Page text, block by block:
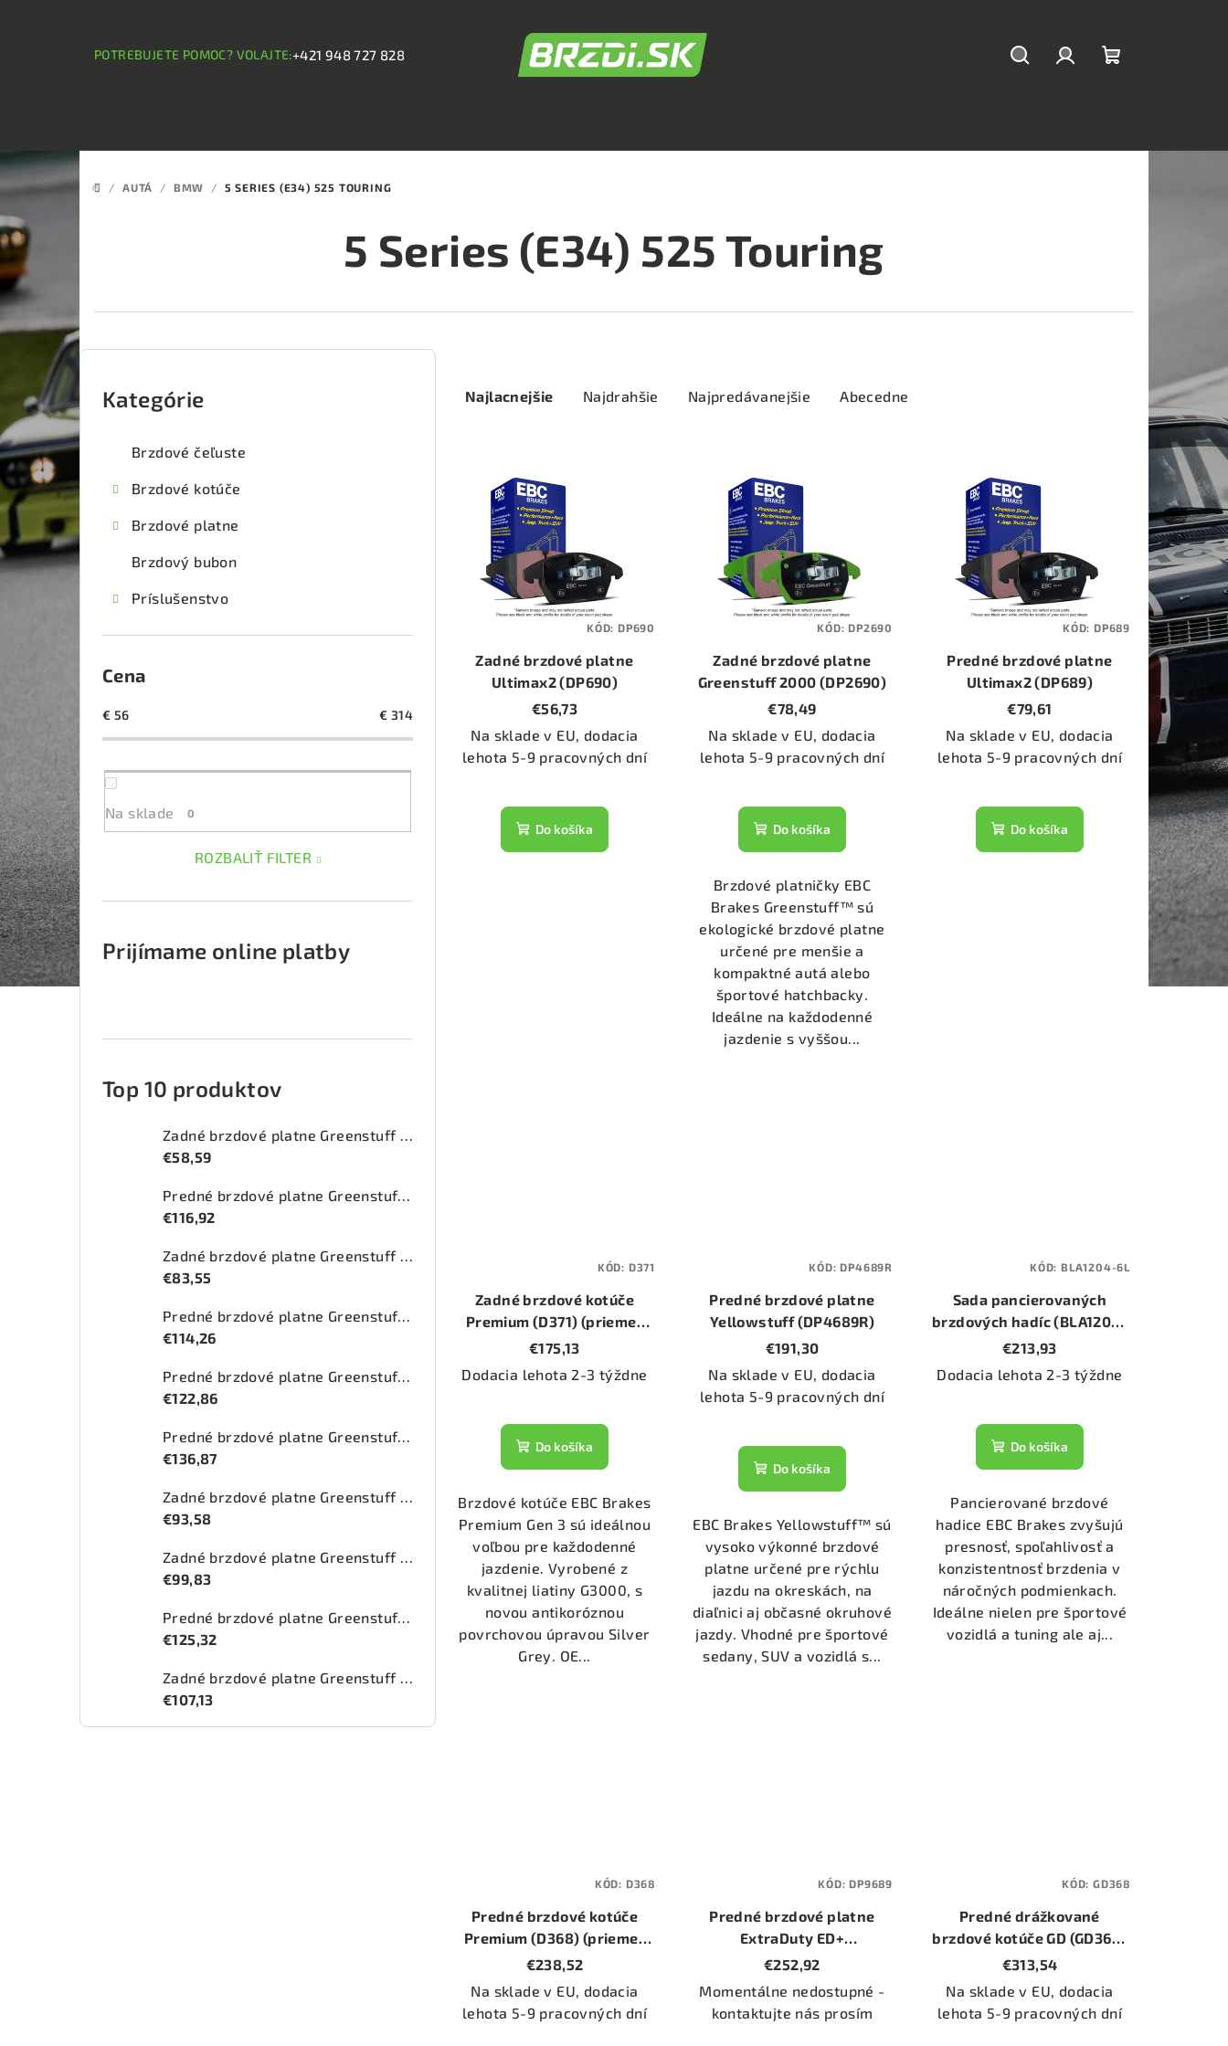
POTREBUJETE POMOC? VOLAJTE:+421 948 727 828
DOMOV
/ AUTÁ / BMW / 5 SERIES (E34) 525 TOURING
5 Series (E34) 525 Touring
B
o
č
ý
p
a
Preskočiť
kategórie
Kategórie
Brzdové čeľuste
Brzdové kotúče
Brzdové platne
Brzdový bubon
Príslušenstvo
Cena
€ 56 € 314
Na sklade 0
ROZBALIŤ FILTER
Prijímame online platby
Top 10 produktov
Zadné brzdové platne Greenstuff 2000 (DP2673)
€58,59
Predné brzdové platne Greenstuff 2000 (DP2955)
€116,92
Zadné brzdové platne Greenstuff 2000 (DP21338/2)
€83,55
Predné brzdové platne Greenstuff 2000 (DP21368)
€114,26
Predné brzdové platne Greenstuff 2000 (DP21553)
€122,86
Predné brzdové platne Greenstuff 2000 (DP21911)
€136,87
Zadné brzdové platne Greenstuff 2000 (DP22053)
€93,58
Zadné brzdové platne Greenstuff 2000 (DP21193/2)
€99,83
Predné brzdové platne Greenstuff 2000 (DP21153)
€125,32
Zadné brzdové platne Greenstuff 2000 (DP22236)
€107,13
a
u
Najlacnejšie Najdrahšie Najpredávanejšie Abecedne
d
Zadné brzdové platne
Ultimax2 (DP690)
€56,73
Na sklade v EU, dodacia
lehota 5-9 pracovných dní
Do košíka
KÓD: DP690
Zadné brzdové platne
Greenstuff 2000 (DP2690)
€78,49
Na sklade v EU, dodacia
lehota 5-9 pracovných dní
Do košíka
Brzdové platničky EBC
Brakes Greenstuff™ sú
ekologické brzdové platne
určené pre menšie a
kompaktné autá alebo
športové hatchbacky.
Ideálne na každodenné
jazdenie s vyššou...
KÓD:DP2690
Predné brzdové platne
Ultimax2 (DP689)
€79,61
Na sklade v EU, dodacia
lehota 5-9 pracovných dní
Do košíka
KÓD: DP689
Zadné brzdové kotúče
Premium (D371) (priemer
300mm)
€175,13
Dodacia lehota 2-3 týždne
Do košíka
Brzdové kotúče EBC Brakes
Premium Gen 3 sú ideálnou
voľbou pre každodenné
jazdenie. Vyrobené z
kvalitnej liatiny G3000, s
novou antikoróznou
povrchovou úpravou Silver
Grey. OE...
KÓD: D371
Predné brzdové platne
Yellowstuff (DP4689R)
€191,30
Na sklade v EU, dodacia
lehota 5-9 pracovných dní
Do košíka
EBC Brakes Yellowstuff™ sú
vysoko výkonné brzdové
platne určené pre rýchlu
jazdu na okreskách, na
diaľnici aj občasné okruhové
jazdy. Vhodné pre športové
sedany, SUV a vozidlá s...
KÓD:DP4689R
Sada pancierovaných
brzdových hadíc (BLA1204-
6L)
€213,93
Dodacia lehota 2-3 týždne
Do košíka
Pancierované brzdové
hadice EBC Brakes zvyšujú
presnosť, spoľahlivosť a
konzistentnosť brzdenia v
náročných podmienkach.
Ideálne nielen pre športové
vozidlá a tuning ale aj...
KÓD: BLA1204-6L
Predné brzdové kotúče
Premium (D368) (priemer
302mm)
€238,52
Na sklade v EU, dodacia
lehota 5-9 pracovných dní
KÓD: D368
Predné brzdové platne
ExtraDuty ED+
(Orangestuff) (DP9689)
€252,92
Momentálne nedostupné -
kontaktujte nás prosím
KÓD:DP9689
Predné drážkované
brzdové kotúče GD (GD368)
(priemer 302mm)
€313,54
Na sklade v EU, dodacia
lehota 5-9 pracovných dní
KÓD: GD368